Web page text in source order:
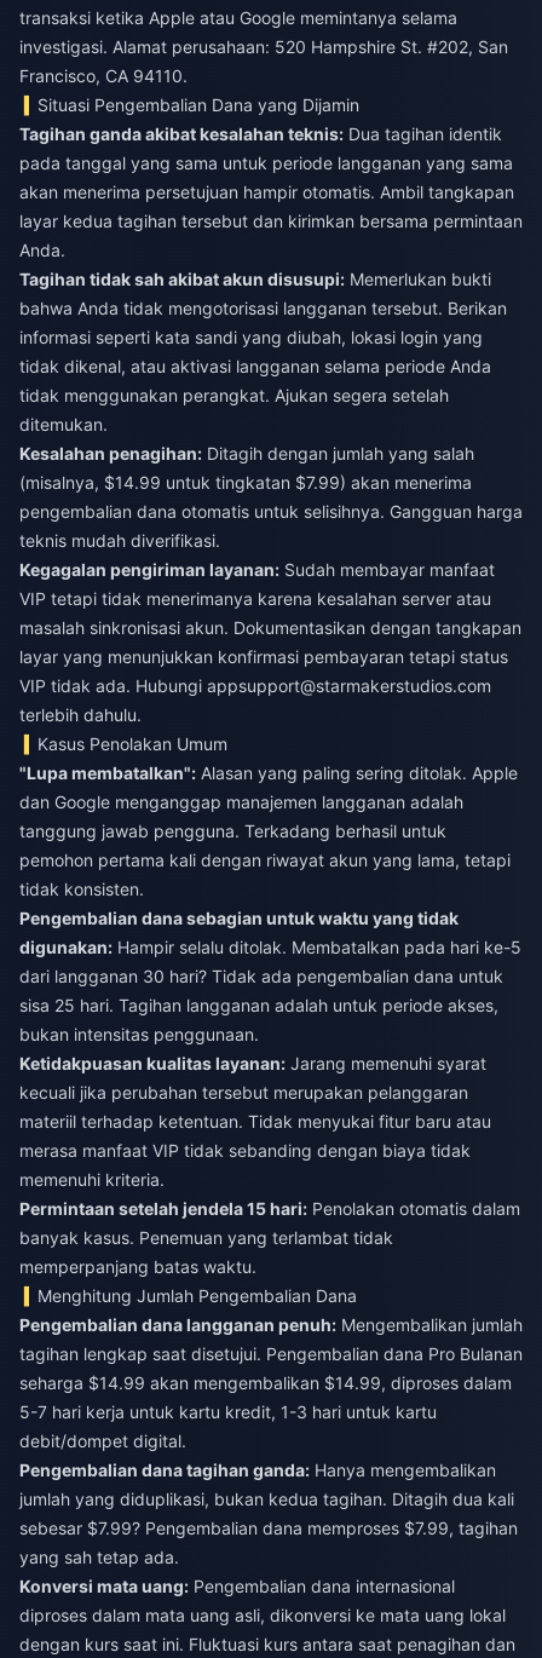
transaksi ketika Apple atau Google memintanya selama
investigasi. Alamat perusahaan: 520 Hampshire St. #202, San
Francisco, CA 94110.
Situasi Pengembalian Dana yang Dijamin
Tagihan ganda akibat kesalahan teknis: Dua tagihan identik
pada tanggal yang sama untuk periode langganan yang sama
akan menerima persetujuan hampir otomatis. Ambil tangkapan
layar kedua tagihan tersebut dan kirimkan bersama permintaan
Anda.
Tagihan tidak sah akibat akun disusupi: Memerlukan bukti
bahwa Anda tidak mengotorisasi langganan tersebut. Berikan
informasi seperti kata sandi yang diubah, lokasi login yang
tidak dikenal, atau aktivasi langganan selama periode Anda
tidak menggunakan perangkat. Ajukan segera setelah
ditemukan.
Kesalahan penagihan: Ditagih dengan jumlah yang salah
(misalnya, $14.99 untuk tingkatan $7.99) akan menerima
pengembalian dana otomatis untuk selisihnya. Gangguan harga
teknis mudah diverifikasi.
Kegagalan pengiriman layanan: Sudah membayar manfaat
VIP tetapi tidak menerimanya karena kesalahan server atau
masalah sinkronisasi akun. Dokumentasikan dengan tangkapan
layar yang menunjukkan konfirmasi pembayaran tetapi status
VIP tidak ada. Hubungi appsupport@starmakerstudios.com
terlebih dahulu.
Kasus Penolakan Umum
"Lupa membatalkan": Alasan yang paling sering ditolak. Apple
dan Google menganggap manajemen langganan adalah
tanggung jawab pengguna. Terkadang berhasil untuk
pemohon pertama kali dengan riwayat akun yang lama, tetapi
tidak konsisten.
Pengembalian dana sebagian untuk waktu yang tidak
digunakan: Hampir selalu ditolak. Membatalkan pada hari ke-5
dari langganan 30 hari? Tidak ada pengembalian dana untuk
sisa 25 hari. Tagihan langganan adalah untuk periode akses,
bukan intensitas penggunaan.
Ketidakpuasan kualitas layanan: Jarang memenuhi syarat
kecuali jika perubahan tersebut merupakan pelanggaran
materiil terhadap ketentuan. Tidak menyukai fitur baru atau
merasa manfaat VIP tidak sebanding dengan biaya tidak
memenuhi kriteria.
Permintaan setelah jendela 15 hari: Penolakan otomatis dalam
banyak kasus. Penemuan yang terlambat tidak
memperpanjang batas waktu.
Menghitung Jumlah Pengembalian Dana
Pengembalian dana langganan penuh: Mengembalikan jumlah
tagihan lengkap saat disetujui. Pengembalian dana Pro Bulanan
seharga $14.99 akan mengembalikan $14.99, diproses dalam
5-7 hari kerja untuk kartu kredit, 1-3 hari untuk kartu
debit/dompet digital.
Pengembalian dana tagihan ganda: Hanya mengembalikan
jumlah yang diduplikasi, bukan kedua tagihan. Ditagih dua kali
sebesar $7.99? Pengembalian dana memproses $7.99, tagihan
yang sah tetap ada.
Konversi mata uang: Pengembalian dana internasional
diproses dalam mata uang asli, dikonversi ke mata uang lokal
dengan kurs saat ini. Fluktuasi kurs antara saat penagihan dan